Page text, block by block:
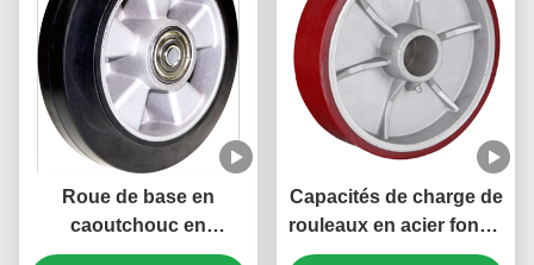
Roue de base en
caoutchouc en
aluminium hautement
Capacités de charge de
rouleaux en acier fondu
de 270 kg à 1600 kg